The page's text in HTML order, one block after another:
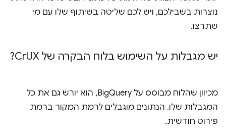
נוצרות בשבילכם, ויש לכם שליטה בשיתוף שלו עם מי
שתרצו.
יש מגבלות על השימוש בלוח הבקרה של Cr UX?
מכיוון שהלוח מבוסס על BigQuery, הוא יורש גם את כל
המגבלות שלו. הנתונים מוגבלים לרמת המקור ברמת
פירוט חודשית.